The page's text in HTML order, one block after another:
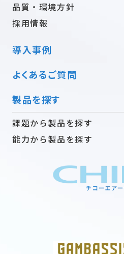
品質・環境方針
採用情報
導入事例
よくあるご質問
製品を探す
課題から製品を探す
能力から製品を探す